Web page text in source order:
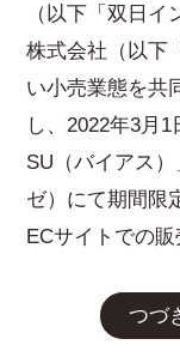
（以下「双日
株式会社（以下
い小売業態を共
し、2022年3月
SU（バイアス
ゼ）にて期間限
ECサイトでの販
つづ